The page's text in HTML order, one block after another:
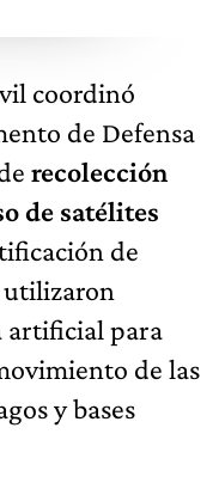
coordinó
de Defensa
recolección
de satélites
de
utilizaron
artificial para
de las
y bases